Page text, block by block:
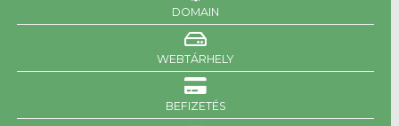
DOMAIN
WEBTÁRHELY
BEFIZETÉS